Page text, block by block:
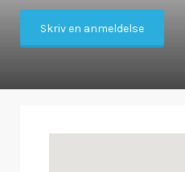
Skriv en anmeldelse